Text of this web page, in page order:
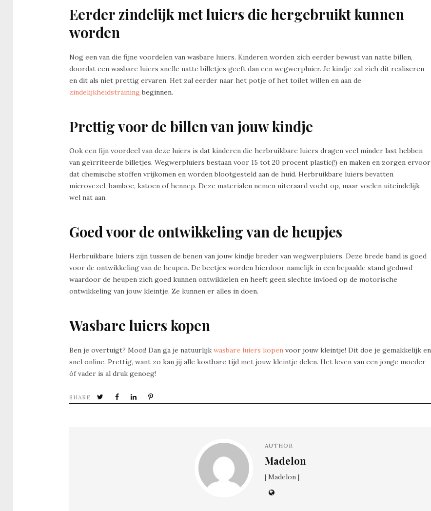
Eerder zindelijk met luiers die hergebruikt kunnen
worden
Nog een van die fijne voordelen van wasbare luiers. Kinderen worden zich eerder bewust van natte billen,
doordat een wasbare luiers snelle natte billetjes geeft dan een wegwerpluier. Je kindje zal zich dit realiseren
en dit als niet prettig ervaren. Het zal eerder naar het potje of het toilet willen en aan de
zindelijkheidstrainingbeginnen.
Prettig voor de billen van jouw kindje
Ook een fijn voordeel van deze luiers is dat kinderen die herbruikbare luiers dragen veel minder last hebben
van geïrriteerde billetjes. Wegwerpluiers bestaan voor 15 tot 20 procent plastic(!) en maken en zorgen ervoor
dat chemische stoffen vrijkomen en worden blootgesteld aan de huid. Herbruikbare luiers bevatten
microvezel, bamboe, katoen of hennep. Deze materialen nemen uiteraard vocht op, maar voelen uiteindelijk
wel nat aan.
Goed voor de ontwikkeling van de heupjes
Herbruikbare luiers zijn tussen de benen van jouw kindje breder van wegwerpluiers. Deze brede band is goed
voor de ontwikkeling van de heupen. De beetjes worden hierdoor namelijk in een bepaalde stand geduwd
waardoor de heupen zich goed kunnen ontwikkelen en heeft geen slechte invloed op de motorische
ontwikkeling van jouw kleintje. Ze kunnen er alles in doen.
Wasbare luiers kopen
Ben je overtuigt? Mooi! Dan ga je natuurlijk wasbare luiers kopen voor jouw kleintje! Dit doe je gemakkelijk en
snel online. Prettig, want zo kan jij alle kostbare tijd met jouw kleintje delen. Het leven van een jonge moeder
óf vader is al druk genoeg!
SHARE
AUTHOR
Madelon
| Madelon |